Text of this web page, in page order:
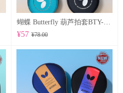
蝴蝶 Butterfly 葫芦拍套BTY-1028
¥57 ¥78.00